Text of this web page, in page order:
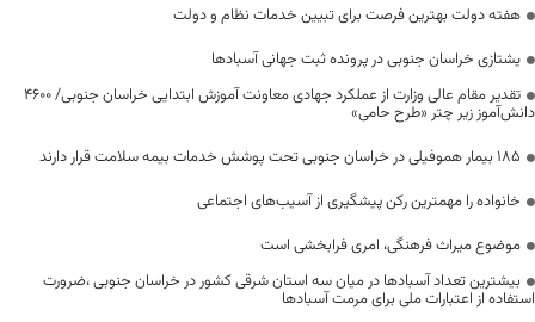
هفته دولت بهترین فرصت برای تبیین خدمات نظام و دولت
یشتازی خراسان جنوبی در پرونده ثبت جهانی آسبادها
تقدیر مقام عالی وزارت از عملکرد جهادی معاونت آموزش ابتدایی خراسان جنوبی/ ۴۶۰۰
دانش‌آموز زیر چتر «طرح حامی»
۱۸۵ بیمار هموفیلی در خراسان جنوبی تحت پوشش خدمات بیمه سلامت قرار دارند
خانواده را مهمترین رکن پیشگیری از آسیب‌های اجتماعی
موضوع میراث فرهنگی، امری فرابخشی است
بیشترین تعداد آسبادها در میان سه استان شرقی کشور در خراسان جنوبی ،ضرورت
استفاده از اعتبارات ملی برای مرمت آسبادها